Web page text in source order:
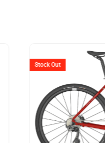
2'599.
Stock Out